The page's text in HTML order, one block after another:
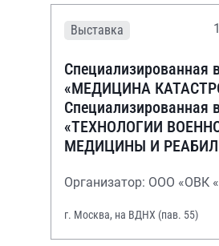
Выставка
Специализированная
«МЕДИЦИНА
Специализированная
«ТЕХНОЛОГИИ
МЕДИЦИНЫ И
Организатор: ООО «ОВК
г. Москва, на ВДНХ (пав. 55)